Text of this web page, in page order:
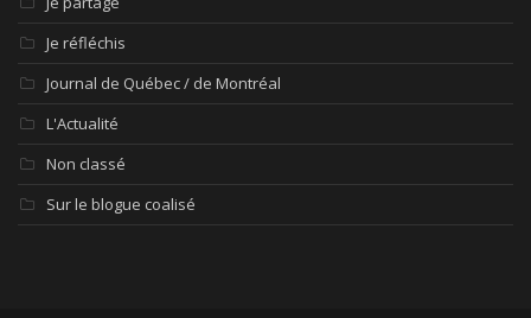
Je réfléchis
Journal de Québec / de Montréal
L'Actualité
Non classé
Sur le blogue coalisé